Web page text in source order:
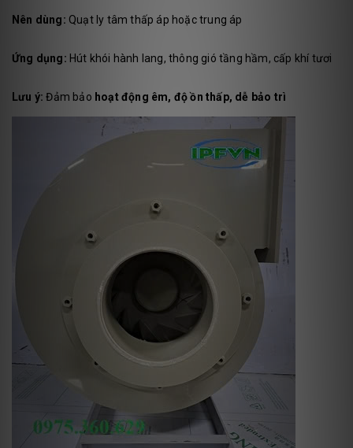
Nên dùng: Quạt ly tâm thấp áp hoặc trung áp
Ứng dụng: Hút khói hành lang, thông gió tầng hầm, cấp khí tươi
Lưu ý: Đảm bảo hoạt động êm, độ ồn thấp, dễ bảo trì